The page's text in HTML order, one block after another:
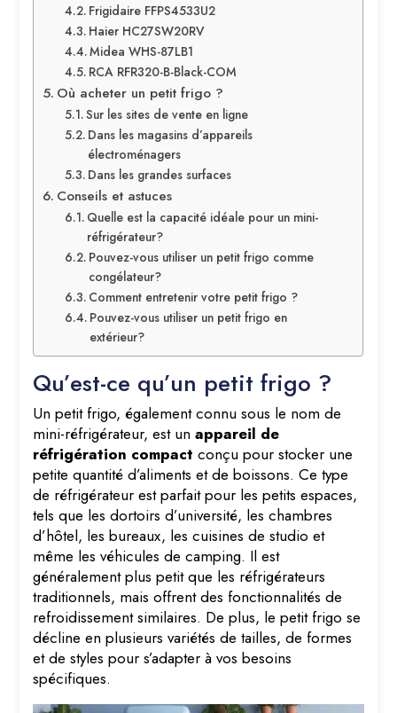
Frigidaire FFPS4533U2
Haier HC27SW20RV
Midea WHS-87LB1
RCA RFR320-B-Black-COM
Où acheter un petit frigo ?
Sur les sites de vente en ligne
Dans les magasins d’appareils
électroménagers
Dans les grandes surfaces
Conseils et astuces
Quelle est la capacité idéale pour un mini-
réfrigérateur?
Pouvez-vous utiliser un petit frigo comme
congélateur?
Comment entretenir votre petit frigo ?
Pouvez-vous utiliser un petit frigo en
extérieur?
Qu’est-ce qu’un petit frigo ?
Un petit frigo, également connu sous le nom de
mini-réfrigérateur, est unappareil de
réfrigération compactconçu pour stocker une
petite quantité d’aliments et de boissons. Ce type
de réfrigérateur est parfait pour les petits espaces,
tels que les dortoirs d’université, les chambres
d’hôtel, les bureaux, les cuisines de studio et
même les véhicules de camping. Il est
généralement plus petit que les réfrigérateurs
traditionnels, mais offrent des fonctionnalités de
refroidissement similaires. De plus, le petit frigo se
décline en plusieurs variétés de tailles, de formes
et de styles pour s’adapter à vos besoins
spécifiques.